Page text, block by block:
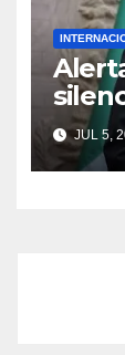
del
JUL 5,